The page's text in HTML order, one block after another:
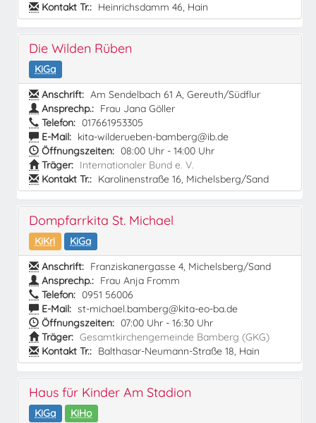
Kontakt Tr.: Heinrichsdamm 46, Hain
Die Wilden Rüben
KiGa
Anschrift: Am Sendelbach 61 A, Gereuth/Südflur
Ansprechp.: Frau Jana Göller
Telefon: 017661953305
E-Mail: kita-wilderueben-bamberg@ib.de
Öffnungszeiten: 08:00 Uhr - 14:00 Uhr
Träger: Internationaler Bund e. V.
Kontakt Tr.: Karolinenstraße 16, Michelsberg/Sand
Dompfarrkita St. Michael
KiKri
KiGa
Anschrift: Franziskanergasse 4, Michelsberg/Sand
Ansprechp.: Frau Anja Fromm
Telefon: 0951 56006
E-Mail: st-michael.bamberg@kita-eo-ba.de
Öffnungszeiten: 07:00 Uhr - 16:30 Uhr
Träger: Gesamtkirchengemeinde Bamberg (GKG)
Kontakt Tr.: Balthasar-Neumann-Straße 18, Hain
Haus für Kinder Am Stadion
KiGa
KiHo